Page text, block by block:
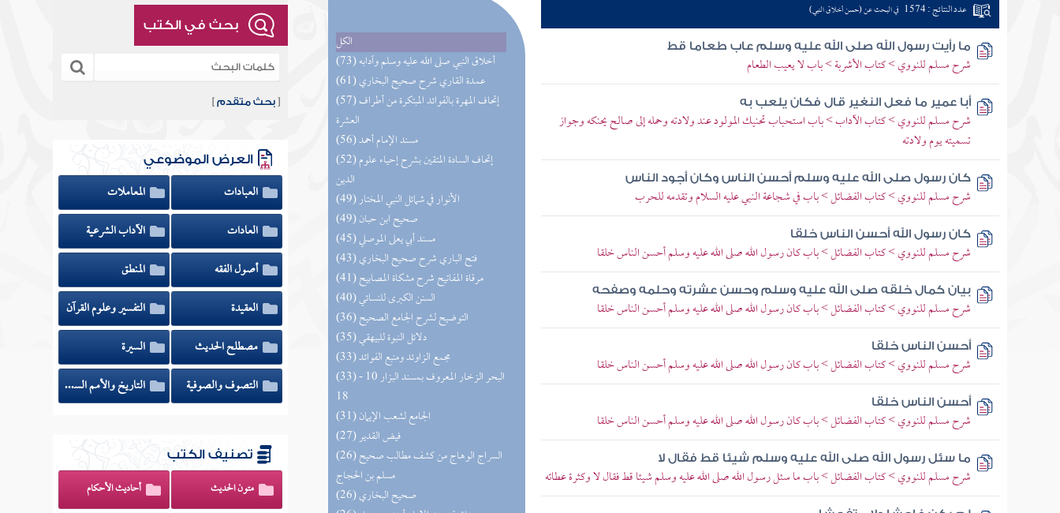
الكل
(73) أخلاق النبي صلى الله عليه وسلم وآدابه
(61) عمدة القاري شرح صحيح البخاري
(57) إتحاف المهرة بالفوائد المبتكرة من أطراف
العشرة
(56) مسند الإمام أحمد
(52) إتحاف السادة المتقين بشرح إحياء علوم
الدين
(49) الأنوار في شمائل النبي المختار
(49) صحيح ابن حبان
(45) مسند أبي يعلى الموصلي
(43) فتح الباري شرح صحيح البخاري
(41) مرقاة المفاتيح شرح مشكاة المصابيح
(40) السنن الكبرى للنسائي
(36) التوضيح لشرح الجامع الصحيح
(35) دلائل النبوة للبيهقي
(33) مجمع الزاوئد ومنبع الفوائد
(33) البحر الزخار المعروف بمسند البزار 10 -
18
(31) الجامع لشعب الإيمان
(27) فيض القدير
(26) السراج الوهاج من كشف مطالب صحيح
مسلم بن الحجاج
(26) صحيح البخاري
عدد النتائج : 1574 في البحث عن (حسن أخلاق النبي)
ما رأيت رسول الله صلى الله عليه وسلم عاب طعاما قط
شرح مسلم للنووي > كتاب الأشربة > باب لا يعيب الطعام
أبا عمير ما فعل النغير قال فكان يلعب به
شرح مسلم للنووي > كتاب الآداب > باب استحباب تحنيك المولود عند ولادته وحمله إلى صالح يحنكه وجواز
تسميته يوم ولادته
كان رسول صلى الله عليه وسلم أحسن الناس وكان أجود الناس
شرح مسلم للنووي > كتاب الفضائل > باب في شجاعة النبي عليه السلام وتقدمه للحرب
كان رسول الله أحسن الناس خلقا
شرح مسلم للنووي > كتاب الفضائل > باب كان رسول الله صلى الله عليه وسلم أحسن الناس خلقا
بيان كمال خلقه صلى الله عليه وسلم وحسن عشرته وحلمه وصفحه
شرح مسلم للنووي > كتاب الفضائل > باب كان رسول الله صلى الله عليه وسلم أحسن الناس خلقا
أحسن الناس خلقا
شرح مسلم للنووي > كتاب الفضائل > باب كان رسول الله صلى الله عليه وسلم أحسن الناس خلقا
أحسن الناس خلقا
شرح مسلم للنووي > كتاب الفضائل > باب كان رسول الله صلى الله عليه وسلم أحسن الناس خلقا
ما سئل رسول الله صلى الله عليه وسلم شيئا قط فقال لا
شرح مسلم للنووي > كتاب الفضائل > باب ما سئل رسول الله صلى الله عليه وسلم شيئا قط فقال لا وكثرة عطائه
بحث في الكتب
[بحث متقدم ]
العرض الموضوعي
العبادات
المعاملات
العادات
الآداب الشرعية
أصول الفقه
المنطق
العقيدة
التفسير وعلوم القرآن
مصطلح الحديث
السيرة
التصوف والصوفية
التاريخ والأمم السابقة
تصنيف الكتب
متون الحديث أحاديث الأحكام